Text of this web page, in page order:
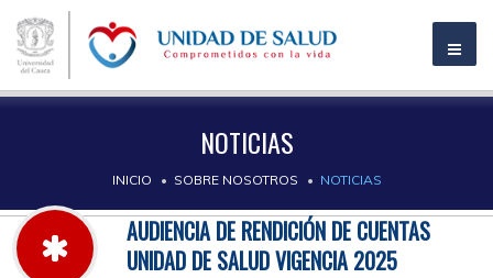
NOTICIAS
INICIO SOBRE NOSOTROS NOTICIAS
AUDIENCIA DE RENDICIÓN DE CUENTAS
UNIDAD DE SALUD VIGENCIA 2025